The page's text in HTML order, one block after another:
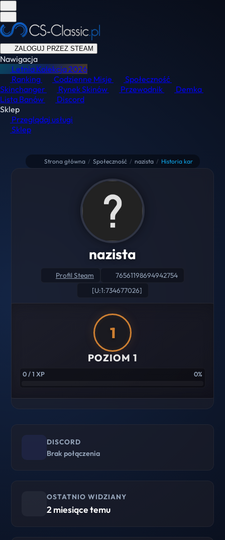
ZALOGUJ PRZEZ STEAM
Nawigacja
Letnia Kolekcja2026
Ranking
Codzienne Misje
Społeczność
Skinchanger
Rynek Skinów Przewodnik
Demka
Lista Banów
Discord
Sklep
Przeglądaj usługi
Sklep
Strona główna / Społeczność / nazista / Historia kar
nazista
Profil Steam
76561198694942754
[U:1:734677026]
1
POZIOM 1
0 / 1 XP 0%
DISCORD
Brak połączenia
OSTATNIO WIDZIANY
2 miesiące temu